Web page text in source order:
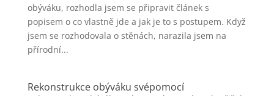
obýváku, rozhodla jsem se připravit článek s
popisem o co vlastně jde a jak je to s postupem. Když
jsem se rozhodovala o stěnách, narazila jsem na
přírodní...
Rekonstrukce obýváku svépomocí